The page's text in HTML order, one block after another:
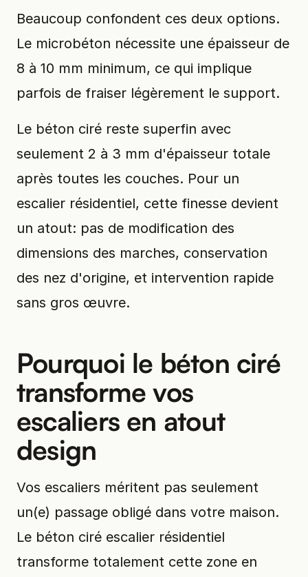
Beaucoup confondent ces deux options.
Le microbéton nécessite une épaisseur de
8 à 10 mm minimum, ce qui implique
parfois de fraiser légèrement le support.
Le béton ciré reste superfin avec
seulement 2 à 3 mm d'épaisseur totale
après toutes les couches. Pour un
escalier résidentiel, cette finesse devient
un atout: pas de modification des
dimensions des marches, conservation
des nez d'origine, et intervention rapide
sans gros œuvre.
Pourquoi le béton ciré
transforme vos
escaliers en atout
design
Vos escaliers méritent pas seulement
un(e) passage obligé dans votre maison.
Le béton ciré escalier résidentiel
transforme totalement cette zone en